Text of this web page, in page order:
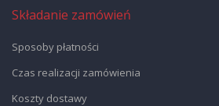
Składanie zamówień
Sposoby płatności
Czas realizacji zamówienia
Koszty dostawy